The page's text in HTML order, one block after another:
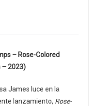
– Rose-Colored
– 2023)
James luce en la
lanzamiento, Rose-